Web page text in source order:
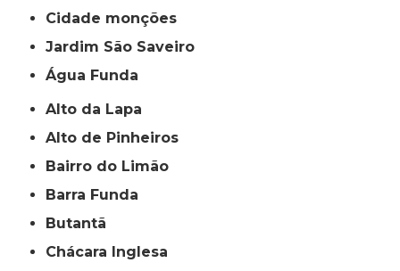
cidade monções
jardim São Saveiro
Água Funda
Alto da Lapa
Alto de Pinheiros
Bairro do Limão
Barra Funda
Butantã
Chácara Inglesa